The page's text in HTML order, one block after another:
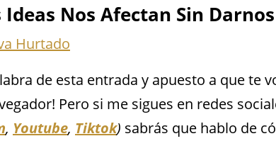
Ideas Nos Afectan Sin
Hurtado
de esta entrada y apuesto a que te
Pero si me sigues en redes
, Youtube, Tiktok) sabrás que hablo de